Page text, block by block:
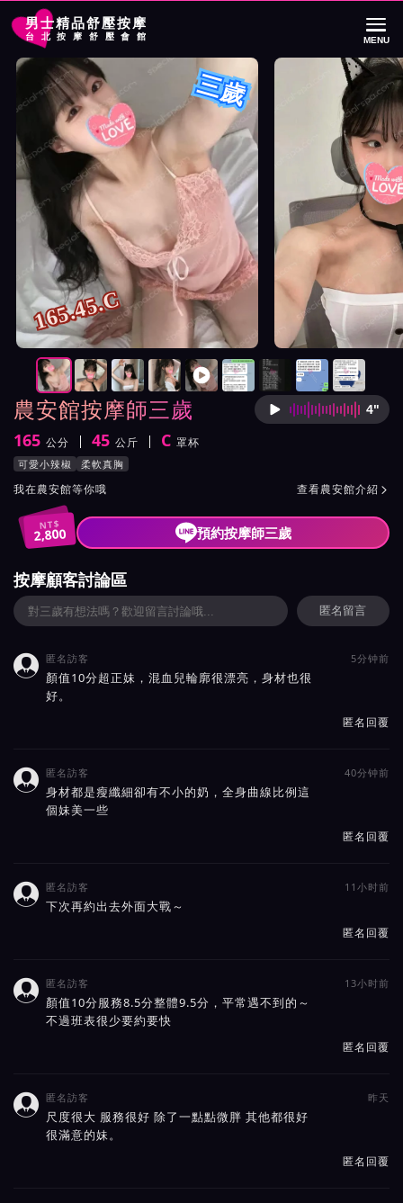
男士精品舒壓按摩
台北按摩舒壓會館 MENU
首頁 農安館按摩師三歲詳細介紹
農安館按摩師三歲 按摩師
4"
身高
165 公分
體重 45 公斤
罩杯 C 罩杯
按摩師三歲服務風格與特色
可愛小辣椒 柔軟真胸
按摩師三歲所屬按摩會館介紹與班表
我在農安館等你哦 查看農安館介紹 
NT$
2,800 預約按摩師三歲
農安館按摩師三歲照片展示與影片介紹
三歲
165.45.C
按摩師三歲照片展示與影片介紹及客戶評價截屏展示
按摩顧客討論區
匿名留言
 匿名訪客 5分钟前
顏值10分超正妹，混血兒輪廓很漂亮，身材也很
好。
匿名回覆
 匿名訪客 40分钟前
身材都是瘦纖細卻有不小的奶，全身曲線比例這
個妹美一些
匿名回覆
 匿名訪客 11小时前
下次再約出去外面大戰～
匿名回覆
 匿名訪客 13小时前
顏值10分服務8.5分整體9.5分，平常遇不到的～
不過班表很少要約要快
匿名回覆
 匿名訪客 昨天
尺度很大 服務很好 除了一點點微胖 其他都很好
很滿意的妹。
匿名回覆